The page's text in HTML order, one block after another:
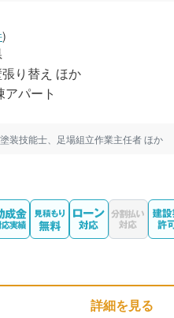
)
り替え ほか
パート
装技能士、足場組立作業主任者 ほか
詳細を見る